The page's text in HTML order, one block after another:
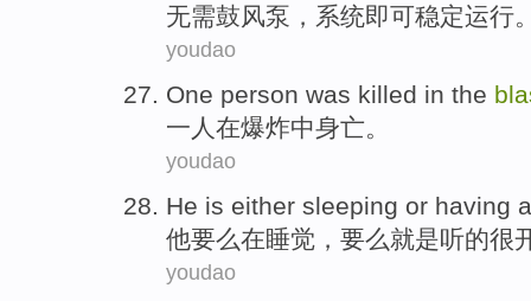
无需鼓风泵， 系统即可稳定运行
youdao
One person was killed in the
一 人 在爆炸中身亡。
youdao
He is either sleeping or having
他要么在睡觉 ，要么就是听的很
youdao